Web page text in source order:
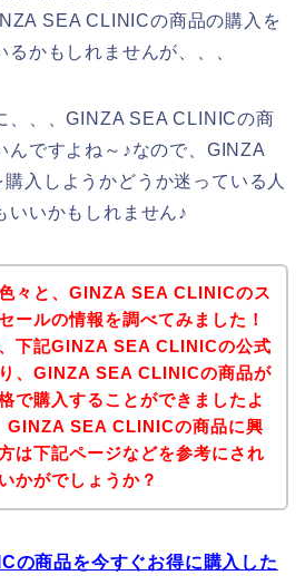
SEA CLINICの商品の購入を
かもしれませんが、、、
、、、GINZA SEA CLINICの商
んですよね～♪なので、GINZA
入しようかどうか迷っている人
いいかもしれません♪
々と、GINZA SEA CLINICのス
ールの情報を調べてみました！
下記GINZA SEA CLINICの公式
、GINZA SEA CLINICの商品が
で購入することができましたよ
GINZA SEA CLINICの商品に興
は下記ページなどを参考にされ
かがでしょうか？
の商品を今すぐお得に購入した